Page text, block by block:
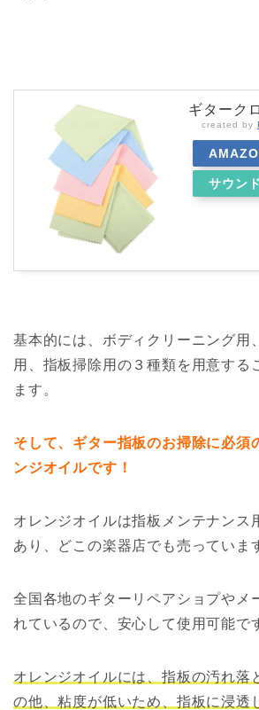
ギターク
created by
サウン
基本的には、ボディクリーニング用
用、指板掃除用の３種類を用意する
ます。
そして、ギター指板のお掃除に必須
ンジオイルです！
オレンジオイルは指板メンテナンス
あり、どこの楽器店でも売っていま
全国各地のギターリペアショプやメ
れているので、安心して使用可能で
オレンジオイルには、指板の汚れ落
の他、粘度が低いため、指板に浸透